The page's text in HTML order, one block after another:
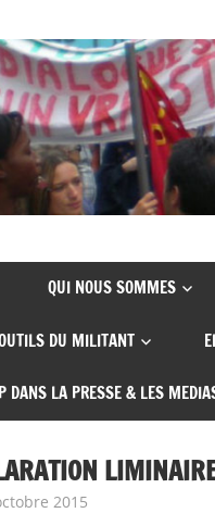
QUI NOUS SOMMES
DU MILITANT
DANS LA PRESSE & LES
2015